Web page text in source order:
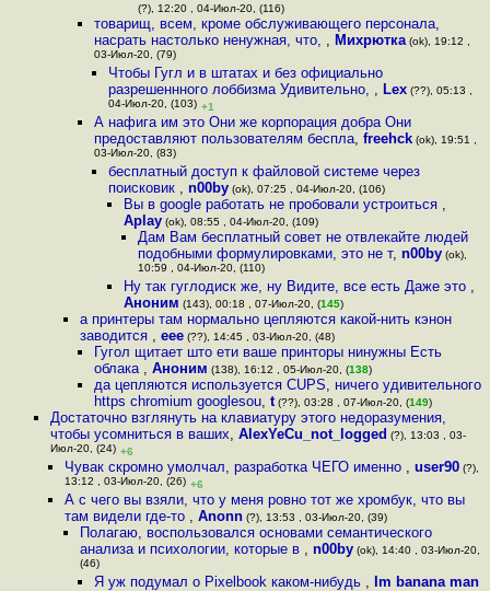
(?), 12:20 , 04-Июл-20, (116)
товарищ, всем, кроме обслуживающего персонала,
нacpaть настолько ненужная, что, , Михрютка(ok), 19:12 ,
03-Июл-20, (79)
Чтобы Гугл и в штатах и без официально
разрешеннного лоббизма Удивительно, , Lex (??), 05:13 ,
04-Июл-20, (103) +1
А нафига им это Они же корпорация добра Они
предоставляют пользователям беспла, freehck(ok), 19:51 ,
03-Июл-20, (83)
бесплатный доступ к файловой системе через
поисковик ,n00by (ok), 07:25 , 04-Июл-20, (106)
Вы в google работать не пробовали устроиться ,
Aplay(ok), 08:55 , 04-Июл-20, (109)
Дам Вам бесплатный совет не отвлекайте людей
подобными формулировками, это не т, n00by(ok),
10:59 , 04-Июл-20, (110)
Ну так гуглодиск же, ну Видите, все есть Даже это ,
Аноним (143), 00:18 , 07-Июл-20, (145)
а принтеры там нормально цепляются какой-нить кэнон
заводится , eee(??), 14:45 , 03-Июл-20, (48)
Гугол щитает што ети ваше принторы нинужны Есть
облака , Аноним (138), 16:12 , 05-Июл-20, (138)
да цепляются используется CUPS, ничего удивительного
https chromium googlesou, t(??), 03:28 , 07-Июл-20, (149)
Достаточно взглянуть на клавиатуру этого недоразумения,
чтобы усомниться в ваших, AlexYeCu_not_logged (?), 13:03 , 03-
Июл-20, (24) +6
Чувак скромно умолчал, разработка ЧЕГО именно ,user90 (?),
13:12 , 03-Июл-20, (26) +6
А с чего вы взяли, что у меня ровно тот же хромбук, что вы
там видели где-то ,Anonn (?), 13:53 , 03-Июл-20, (39)
Полагаю, воспользовался основами семантического
анализа и психологии, которые в , n00by(ok), 14:40 , 03-Июл-20,
(46)
Я уж подумал о Pixelbook каком-нибудь , Im banana man